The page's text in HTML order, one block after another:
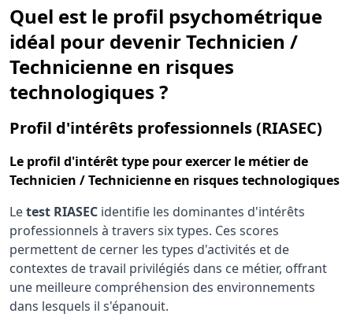
Quel est le profil psychométrique
idéal pour devenir Technicien /
Technicienne en risques
technologiques ?
Profil d'intérêts professionnels (RIASEC)
Le profil d'intérêt type pour exercer le métier de
Technicien / Technicienne en risques technologiques
Letest RIASEC identifie les dominantes d'intérêts
professionnels à travers six types. Ces scores
permettent de cerner les types d'activités et de
contextes de travail privilégiés dans ce métier, offrant
une meilleure compréhension des environnements
dans lesquels il s'épanouit.